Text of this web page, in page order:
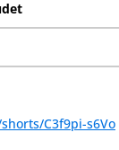
C3f9pi-s6Vo